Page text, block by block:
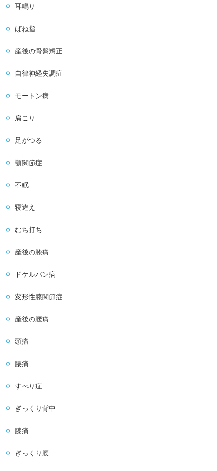
耳鳴り
ばね指
産後の骨盤矯正
自律神経失調症
モートン病
肩こり
足がつる
顎関節症
不眠
寝違え
むち打ち
産後の膝痛
ドケルバン病
変形性膝関節症
産後の腰痛
頭痛
腰痛
すべり症
ぎっくり背中
膝痛
ぎっくり腰